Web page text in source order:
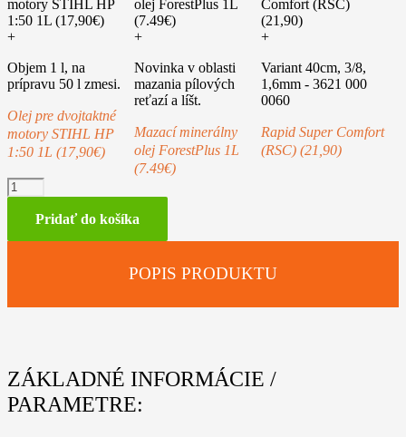
+
Objem 1 l, na
prípravu 50 l zmesi.
Olej pre dvojtaktné
motory STIHL HP
1:50 1L (17,90€)
+
Novinka v oblasti
mazania pílových
reťazí a líšt.
Mazací minerálny
olej ForestPlus 1L
(7.49€)
+
Variant 40cm, 3/8,
1,6mm - 3621 000
0060
Rapid Super Comfort
(RSC) (21,90)
množstvo
STIHL
Pridať do košíka
POPIS PRODUKTU
ZÁKLADNÉ INFORMÁCIE /
PARAMETRE: